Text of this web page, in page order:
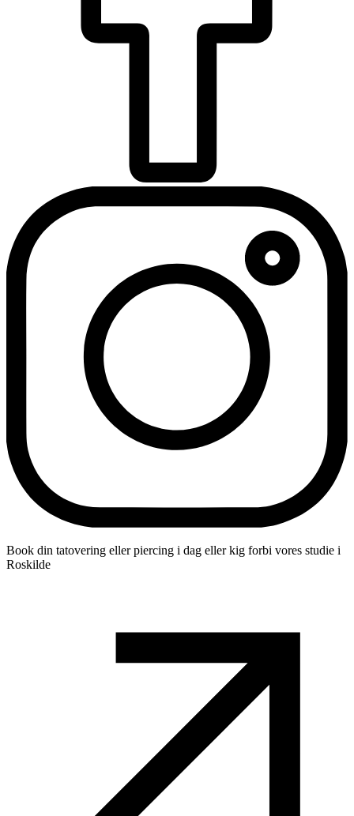
Book din tatovering eller piercing i dag eller kig forbi vores studie i
Roskilde